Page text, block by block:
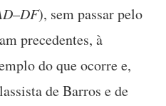
–DF), sem passar pelo
precedentes, à
do que ocorre e,
de Barros e de